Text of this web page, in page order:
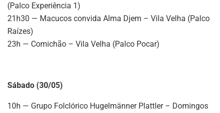
(Palco Experiência 1)
21h30 — Macucos convida Alma Djem – Vila Velha (Palco
Raízes)
23h — Comichão – Vila Velha (Palco Pocar)
Sábado (30/05)
10h — Grupo Folclórico Hugelmänner Plattler – Domingos